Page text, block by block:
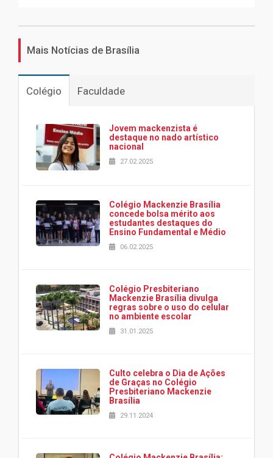
Mais Notícias de Brasília
Colégio Faculdade
Jovem mackenzista é
destaque no nado artístico
nacional
27.02.2025
Colégio Mackenzie Brasília
concede bolsa mérito aos
estudantes destaques do
Ensino Fundamental e Médio
06.02.2025
Colégio Presbiteriano
Mackenzie Brasília divulga
regras sobre o uso do celular
no ambiente escolar
31.01.2025
Culto celebra o Dia de Ações
de Graças no Colégio
Presbiteriano Mackenzie
Brasília
29.11.2024